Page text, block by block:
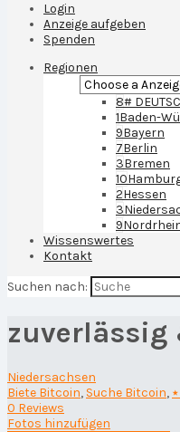
Login
Anzeige aufgeben
Spenden
Regionen
8#
1Baden-
9Bayern
7Berlin
3Bremen
10
2Hessen
3
9
Wissenswertes
Kontakt
Suchen nach:
zuverlässig
Niedersachsen
Biete Bitcoin, Suche Bitcoin,
0 Reviews
Fotos hinzufügen